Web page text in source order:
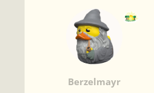
Berzelmayr